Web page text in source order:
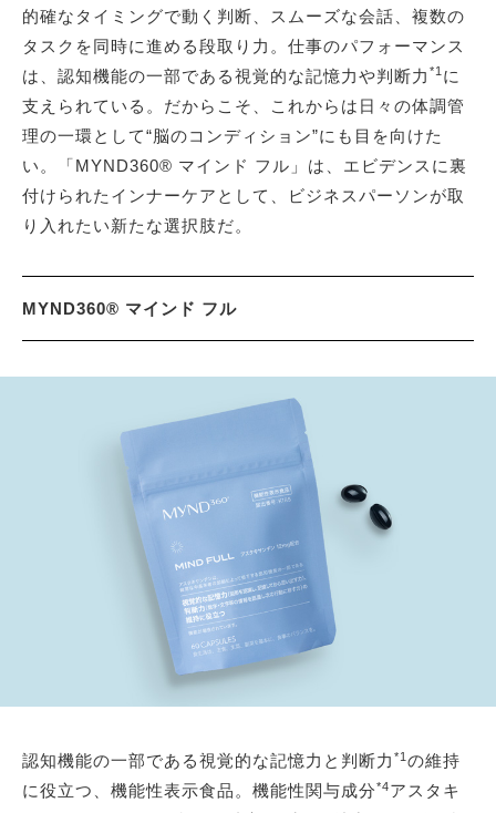
的確なタイミングで動く判断、スムーズな会話、複数の
タスクを同時に進める段取り力。仕事のパフォーマンス
は、認知機能の一部である視覚的な記憶力や判断力 *1 に
支えられている。だからこそ、これからは日々の体調管
理の一環として“脳のコンディション”にも目を向けた
い。「MYND360® マインド フル」は、エビデンスに裏
付けられたインナーケアとして、ビジネスパーソンが取
り入れたい新たな選択肢だ。
MYND360® マインド フル
認知機能の一部である視覚的な記憶力と判断力 *1 の維持
に役立つ、機能性表示食品。機能性関与成分*4アスタキ